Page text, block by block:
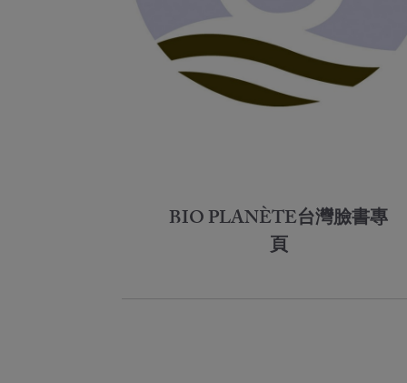
BIO PLANÈTE台灣臉書專
頁